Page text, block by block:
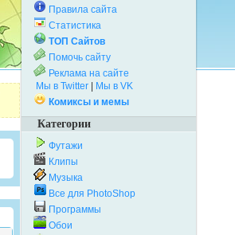
Правила сайта
Статистика
ТОП Сайтов
Помочь сайту
Реклама на сайте
Мы в Twitter
Мы в VK
Комиксы и мемы
Категории
Футажи
Клипы
Музыка
Все для PhotoShop
Программы
Обои